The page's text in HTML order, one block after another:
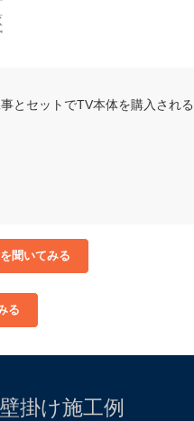
セットでTV本体を購入され
掛け施工例